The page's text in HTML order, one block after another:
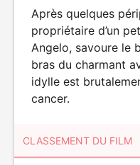
Après quelques
propriétaire d’un
Angelo, savoure le
bras du charmant
idylle est
cancer.
CLASSEMENT DU FILM